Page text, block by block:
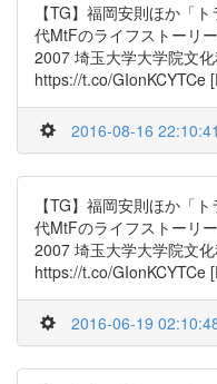
【TG】福岡安則ほか「
代MtFのライフストーリ
2007 埼玉大学大学院文
https://t.co/GIonKCYTCe
2016-08-16 22:10:41
【TG】福岡安則ほか「
代MtFのライフストーリ
2007 埼玉大学大学院文
https://t.co/GIonKCYTCe
2016-06-19